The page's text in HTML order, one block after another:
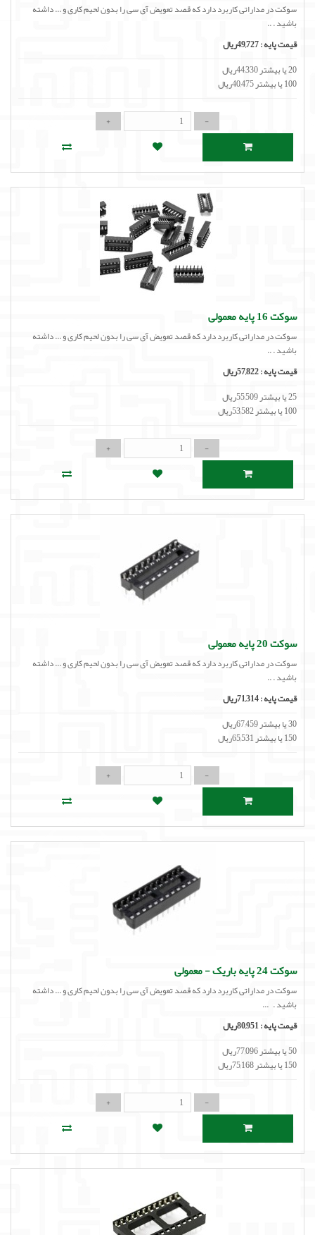
سوکت در مداراتی کاربرد دارد که قصد تعویض آی سی را بدون لحیم کاری و ... داشته
باشید . ..
قیمت پایه :49,727ریال
20 یا بیشتر 44,330ریال
100 یا بیشتر 40,475ریال
سوکت 16 پایه معمولی
سوکت در مداراتی کاربرد دارد که قصد تعویض آی سی را بدون لحیم کاری و ... داشته
باشید . ..
قیمت پایه :57,822ریال
25 یا بیشتر 55,509ریال
100 یا بیشتر 53,582ریال
سوکت 20 پایه معمولی
سوکت در مداراتی کاربرد دارد که قصد تعویض آی سی را بدون لحیم کاری و ... داشته
باشید . ..
قیمت پایه :71,314ریال
30 یا بیشتر 67,459ریال
150 یا بیشتر 65,531ریال
سوکت 24 پایه باریک - معمولی
سوکت در مداراتی کاربرد دارد که قصد تعویض آی سی را بدون لحیم کاری و ... داشته
باشید . ...
قیمت پایه :80,951ریال
50 یا بیشتر 77,096ریال
150 یا بیشتر 75,168ریال